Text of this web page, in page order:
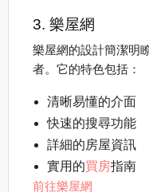
3. 樂屋網
樂屋網的設計簡潔明
者。它的特色包括：
清晰易懂的介面
快速的搜尋功能
詳細的房屋資訊
實用的買房指南
前往樂屋網